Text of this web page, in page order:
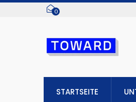
0
STARTSEITE